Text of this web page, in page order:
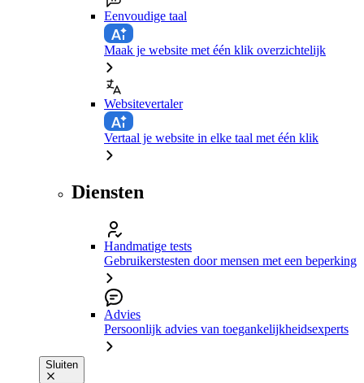
Eenvoudige taal
Maak je website met één klik overzichtelijk
Websitevertaler
Vertaal je website in elke taal met één klik
Diensten
Handmatige tests
Gebruikerstesten door mensen met een beperking
Advies
Persoonlijk advies van toegankelijkheidsexperts
Sluiten